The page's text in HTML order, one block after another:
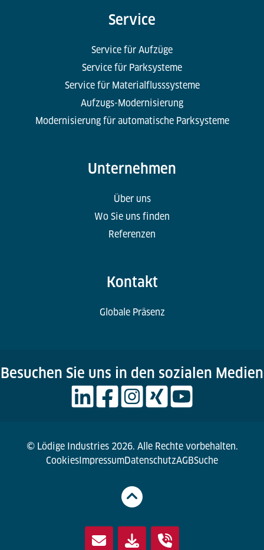
Service
Service für Aufzüge
Service für Parksysteme
Service für Materialflusssysteme
Aufzugs-Modernisierung
Modernisierung für automatische Parksysteme
Unternehmen
Über uns
Wo Sie uns finden
Referenzen
Kontakt
Globale Präsenz
Besuchen Sie uns in den sozialen Medien
© Lödige Industries 2026. Alle Rechte vorbehalten.
Cookies ImpressumDatenschutzAGBSuche